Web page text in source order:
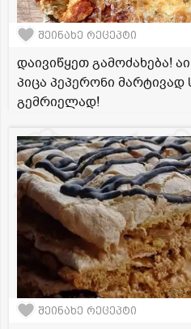
შეინახე რეცეპტი
დაივიწყეთ გამოძახება!
პიცა პეპერონი
გემრიელად!
შეინახე რეცეპტი